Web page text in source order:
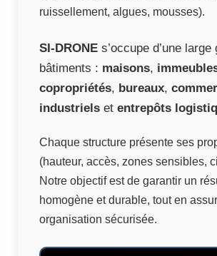
ruissellement, algues, mousses).
SI-DRONEs’occupe d’une large
bâtiments : maisons,
copropriétés, bureaux,
industrielset entrepôts
Chaque structure présente ses
(hauteur, accès, zones sensibles,
Notre objectif est de garantir un
homogène et durable, tout en
organisation sécurisée.